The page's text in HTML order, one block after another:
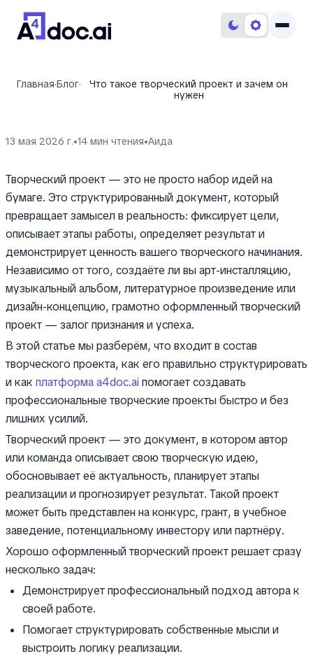
Главная·Блог·
Что такое творческий проект и зачем он
нужен
13 мая 2026 г.•14 мин чтения•Aида
Творческий проект — это не просто набор идей на
бумаге. Это структурированный документ, который
превращает замысел в реальность: фиксирует цели,
описывает этапы работы, определяет результат и
демонстрирует ценность вашего творческого начинания.
Независимо от того, создаёте ли вы арт-инсталляцию,
музыкальный альбом, литературное произведение или
дизайн-концепцию, грамотно оформленный творческий
проект — залог признания и успеха.
В этой статье мы разберём, что входит в состав
творческого проекта, как его правильно структурировать
и как платформа a4doc.ai помогает создавать
профессиональные творческие проекты быстро и без
лишних усилий.
Творческий проект — это документ, в котором автор
или команда описывает свою творческую идею,
обосновывает её актуальность, планирует этапы
реализации и прогнозирует результат. Такой проект
может быть представлен на конкурс, грант, в учебное
заведение, потенциальному инвестору или партнёру.
Хорошо оформленный творческий проект решает сразу
несколько задач:
Демонстрирует профессиональный подход автора к
своей работе.
Помогает структурировать собственные мысли и
выстроить логику реализации.